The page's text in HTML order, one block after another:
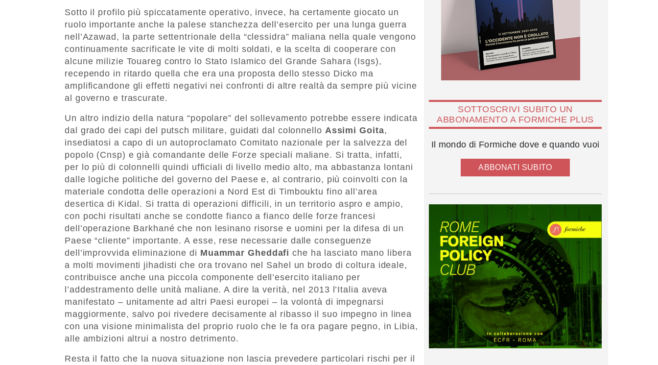
Sotto il profilo più spiccatamente operativo, invece, ha certamente giocato un
ruolo importante anche la palese stanchezza dell’esercito per una lunga guerra
nell’Azawad, la parte settentrionale della “clessidra” maliana nella quale vengono
continuamente sacrificate le vite di molti soldati, e la scelta di cooperare con
alcune milizie Touareg contro lo Stato Islamico del Grande Sahara (Isgs),
recependo in ritardo quella che era una proposta dello stesso Dicko ma
amplificandone gli effetti negativi nei confronti di altre realtà da sempre più vicine
al governo e trascurate.
Un altro indizio della natura “popolare” del sollevamento potrebbe essere indicata
dal grado dei capi del putsch militare, guidati dal colonnello Assimi Goita,
insediatosi a capo di un autoproclamato Comitato nazionale per la salvezza del
popolo (Cnsp) e già comandante delle Forze speciali maliane. Si tratta, infatti,
per lo più di colonnelli quindi ufficiali di livello medio alto, ma abbastanza lontani
dalle logiche politiche del governo del Paese e, al contrario, più coinvolti con la
materiale condotta delle operazioni a Nord Est di Timbouktu fino all’area
desertica di Kidal. Si tratta di operazioni difficili, in un territorio aspro e ampio,
con pochi risultati anche se condotte fianco a fianco delle forze francesi
dell’operazione Barkhané che non lesinano risorse e uomini per la difesa di un
Paese “cliente” importante. A esse, rese necessarie dalle conseguenze
dell’improvvida eliminazione di Muammar Gheddafi che ha lasciato mano libera
a molti movimenti jihadisti che ora trovano nel Sahel un brodo di coltura ideale,
contribuisce anche una piccola componente dell’esercito italiano per
l’addestramento delle unità maliane. A dire la verità, nel 2013 l’Italia aveva
manifestato – unitamente ad altri Paesi europei – la volontà di impegnarsi
maggiormente, salvo poi rivedere decisamente al ribasso il suo impegno in linea
con una visione minimalista del proprio ruolo che le fa ora pagare pegno, in Libia,
alle ambizioni altrui a nostro detrimento.
Resta il fatto che la nuova situazione non lascia prevedere particolari rischi per il
SOTTOSCRIVI SUBITO UN
ABBONAMENTO A FORMICHE PLUS
Il mondo di Formiche dove e quando vuoi
ABBONATI SUBITO